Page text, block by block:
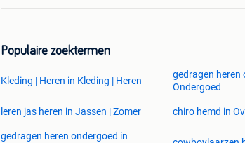
Populaire zoektermen
Kleding | Heren in Kleding | Heren
gedragen heren
Ondergoed
leren jas heren in Jassen | Zomer chiro hemd in
gedragen heren ondergoed in